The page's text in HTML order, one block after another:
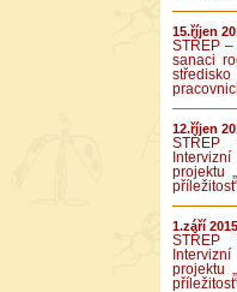
15.říjen
STŘEP
sanaci
12.říjen
projektu
1.září 2015
projektu